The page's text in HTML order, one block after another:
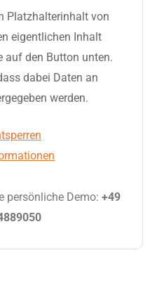
Platzhalterinhalt von
eigentlichen Inhalt
auf den Button unten.
dabei Daten an
werden.
persönliche Demo: +49